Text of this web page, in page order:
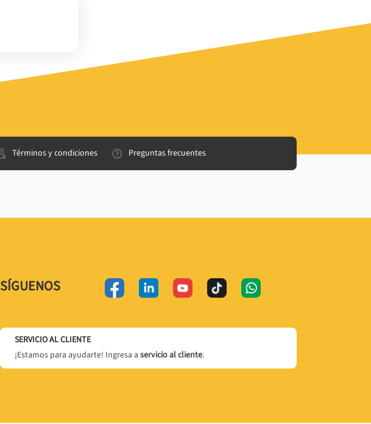
Términos y condiciones Preguntas frecuentes
SÍGUENOS
SERVICIO AL CLIENTE
¡Estamos para ayudarte! Ingresa a servicio al cliente.